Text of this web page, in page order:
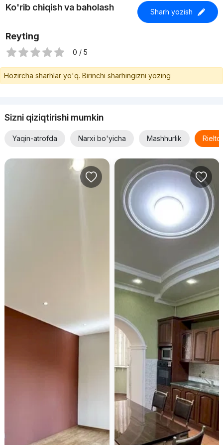
Ko'rib chiqish va baholash Sharh yozish
Reyting
0 / 5
Hozircha sharhlar yo'q. Birinchi sharhingizni yozing
Sizni qiziqtirishi mumkin
Yaqin-atrofda Narxi bo'yicha Mashhurlik